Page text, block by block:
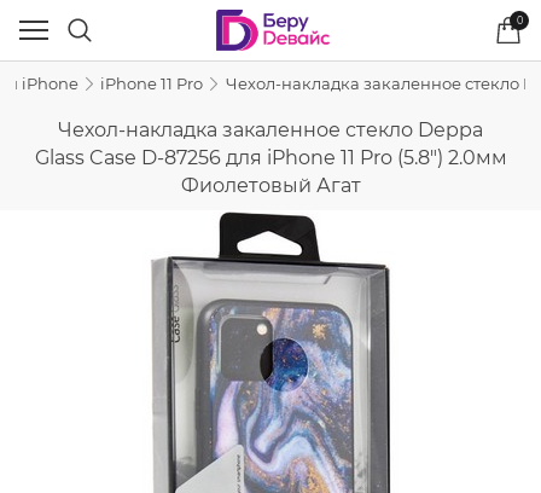
0
iPhone iPhone 11 Pro Чехол-накладка закаленное стекло
Чехол-накладка закаленное стекло Deppa
Glass Case D-87256 для iPhone 11 Pro (5.8") 2.0мм
Фиолетовый Агат